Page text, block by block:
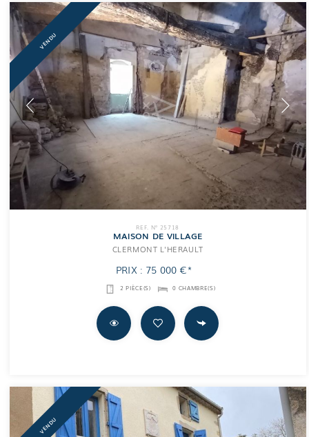
VENDU
REF. N° 25718
MAISON DE VILLAGE
CLERMONT L'HERAULT
PRIX : 75 000 €*
2 PIÈCE(S) 0 CHAMBRE(S)
VENDU